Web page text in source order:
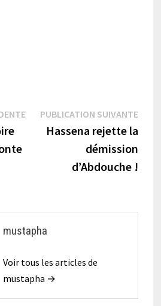
Publication
précédente :
PUBLICATION SUIVANTE
Hassena rejette la
démission
d’Abdouche !
mustapha
Voir tous les articles de
mustapha →